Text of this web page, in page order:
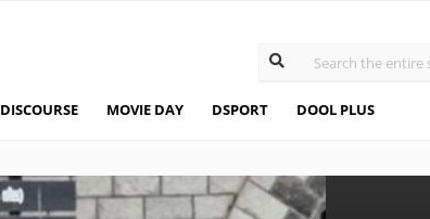
DISCOURSE MOVIE DAY DSPORT DOOL PLUS